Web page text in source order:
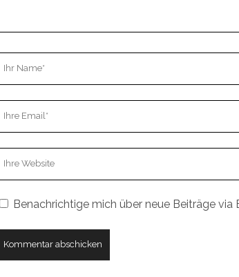
Benachrichtige mich über neue Beiträge via